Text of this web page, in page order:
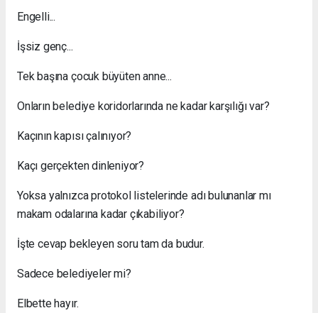
Engelli...
İşsiz genç...
Tek başına çocuk büyüten anne...
Onların belediye koridorlarında ne kadar karşılığı var?
Kaçının kapısı çalınıyor?
Kaçı gerçekten dinleniyor?
Yoksa yalnızca protokol listelerinde adı bulunanlar mı
makam odalarına kadar çıkabiliyor?
İşte cevap bekleyen soru tam da budur.
Sadece belediyeler mi?
Elbette hayır.